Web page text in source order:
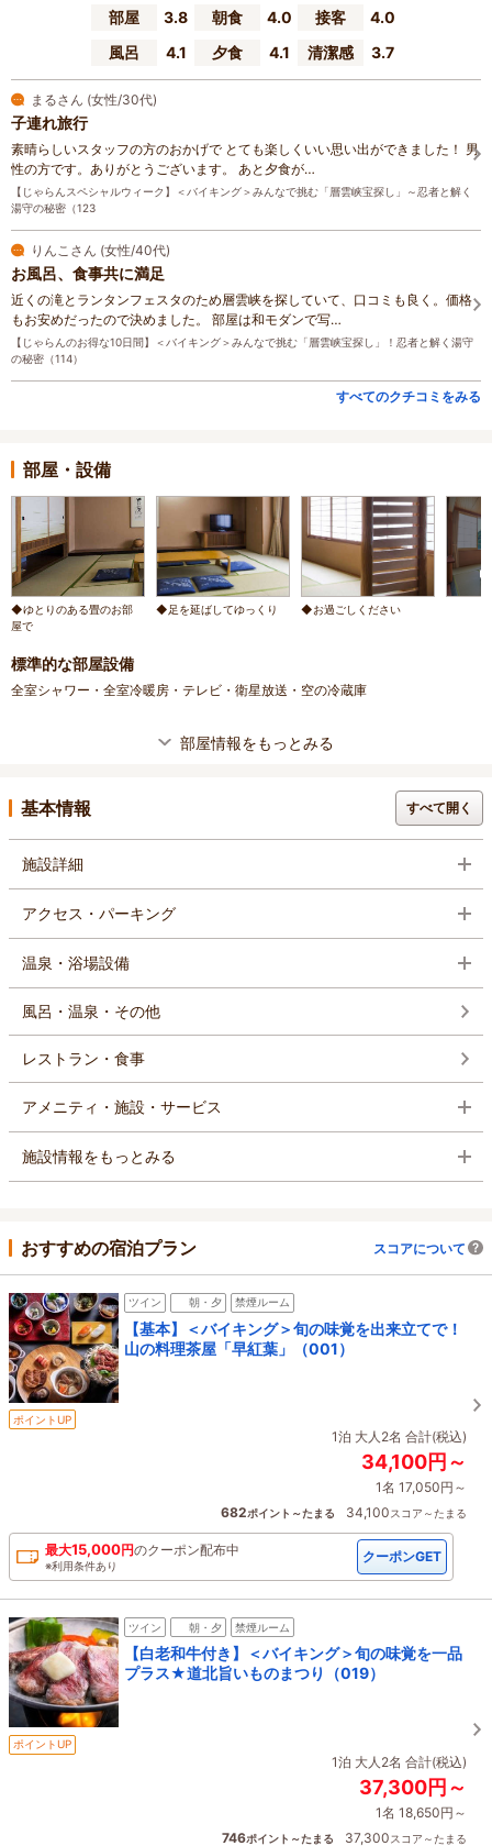
部屋
3.8 朝食 4.0 接客
4.0
風呂
4.1 夕食 4.1 清潔感 3.7
まるさん (女性/30代)
子連れ旅行
素晴らしいスタッフの方のおかげで とても楽しくいい思い出ができました！ 男
性の方です。ありがとうございます。 あと夕食が…
【じゃらんスペシャルウィーク】＜バイキング＞みんなで挑む「層雲峡宝探し」～忍者と解く
湯守の秘密（123
りんこさん (女性/40代)
お風呂、食事共に満足
近くの滝とランタンフェスタのため層雲峡を探していて、口コミも良く。価格
もお安めだったので決めました。 部屋は和モダンで写…
【じゃらんのお得な10日間】＜バイキング＞みんなで挑む「層雲峡宝探し」！忍者と解く湯守
の秘密（114）
すべてのクチコミをみる
部屋・設備
◆ゆとりのある畳のお部
屋で
◆足を延ばしてゆっくり ◆お過ごしください
標準的な部屋設備
全室シャワー・全室冷暖房・テレビ・衛星放送・空の冷蔵庫
部屋情報をもっとみる
基本情報 すべて開く
施設詳細
アクセス・パーキング
温泉・浴場設備
風呂・温泉・その他
レストラン・食事
アメニティ・施設・サービス
施設情報をもっとみる
おすすめの宿泊プラン スコアについて
ツイン 朝・夕 禁煙ルーム
【基本】＜バイキング＞旬の味覚を出来立てで！
山の料理茶屋「早紅葉」（001）
ポイントUP
1泊 大人2名 合計(税込)
34,100円～
1名 17,050円～
682ポイント～たまる 34,100スコア～たまる
最大15,000円のクーポン配布中
※利用条件あり
クーポンGET
ツイン 朝・夕 禁煙ルーム
【白老和牛付き】＜バイキング＞旬の味覚を一品
プラス★道北旨いものまつり（019）
ポイントUP
1泊 大人2名 合計(税込)
37,300円～
1名 18,650円～
746ポイント～たまる 37,300スコア～たまる